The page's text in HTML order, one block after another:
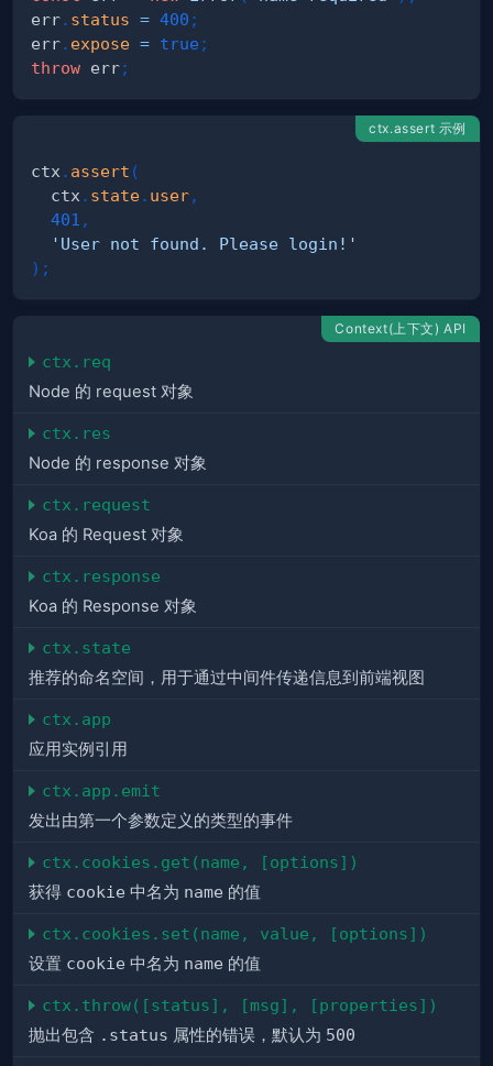
err. status = 400 ;
err. expose = true ;
throw err;
ctx.assert 示例
ctx . assert (
  ctx
. state. user,
401 ,
'User not found. Please login!'
) ;
Context(上下文) API
ctx.req
Node 的 request 对象
ctx.res
Node 的 response 对象
ctx.request
Koa 的 Request 对象
ctx.response
Koa 的 Response 对象
ctx.state
推荐的命名空间，用于通过中间件传递信息到前端视图
ctx.app
应用实例引用
ctx.app.emit
发出由第一个参数定义的类型的事件
ctx.cookies.get(name, [options])
获得 cookie 中名为 name 的值
ctx.cookies.set(name, value, [options])
设置 cookie 中名为 name 的值
ctx.throw([status], [msg], [properties])
抛出包含 .status 属性的错误，默认为 500